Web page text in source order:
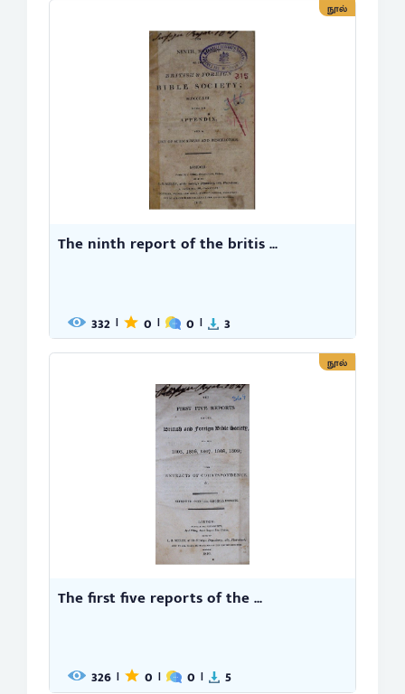
நூல்
The ninth report of the britis ...
332 | 0 | 0 | 3
நூல்
The first five reports of the ...
326 | 0 | 0 | 5